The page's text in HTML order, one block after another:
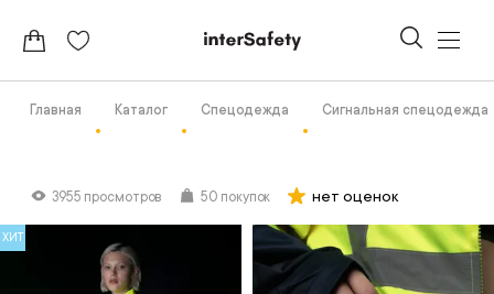
Главная Каталог Спецодежда Сигнальная спецодежда
3955 просмотров 50 покупок нет оценок
ХИТ